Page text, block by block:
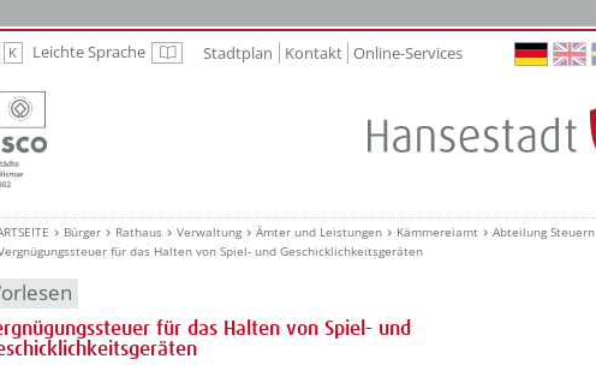
K Leichte Sprache Leichte Sprache
Stadtplan Kontakt Online-Services
Bürger Rathaus Verwaltung Ämter und Leistungen Kämmereiamt
Abteilung Steuern
für das Halten von Spiel- und Geschicklichkeitsgeräten
für das Halten von Spiel- und